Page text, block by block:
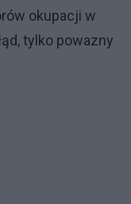
okupacji w
tylko powazny